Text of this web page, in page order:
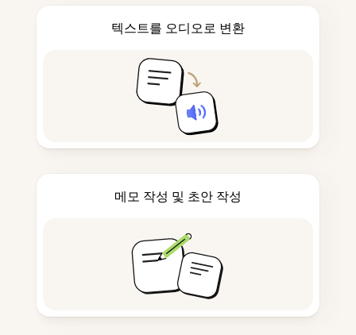
텍스트를 오디오로 변환
메모 작성 및 초안 작성